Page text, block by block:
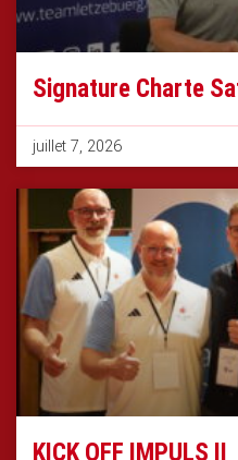
Signature Charte
juillet 7, 2026
KICK OFF IMPULS II